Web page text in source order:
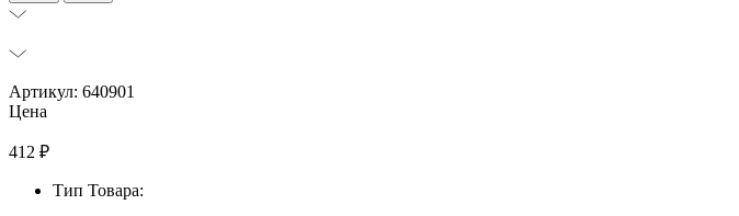
Артикул: 640901
Цена
412 ₽
Тип Товара: